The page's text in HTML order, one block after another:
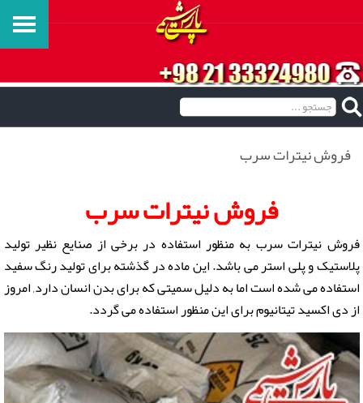
فروش نیترات سرب
فروش نیترات سرب
فروش نیترات سرب به منظور استفاده در برخی از صنایع نظیر تولید
پلاستیک و پلی استر می باشد. این ماده در گذشته برای تولید رنگ سفید
استفاده می شده است اما به دلیل سمیتی که برای بدن انسان دارد, امروز
از دی اکسید تیتانیوم برای این منظور استفاده می گردد.